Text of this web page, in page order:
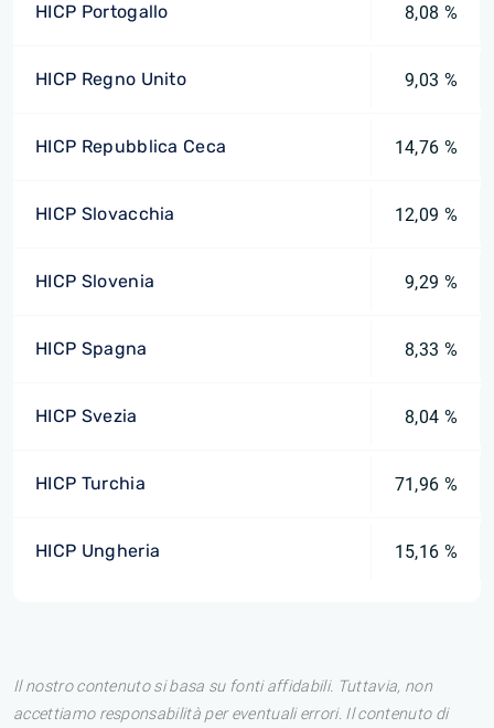
HICP Portogallo 8,08 %
HICP Regno Unito 9,03 %
HICP Repubblica Ceca 14,76 %
HICP Slovacchia 12,09 %
HICP Slovenia 9,29 %
HICP Spagna 8,33 %
HICP Svezia 8,04 %
HICP Turchia 71,96 %
HICP Ungheria 15,16 %
Il nostro contenuto si basa su fonti affidabili. Tuttavia, non
accettiamo responsabilità per eventuali errori. Il contenuto di